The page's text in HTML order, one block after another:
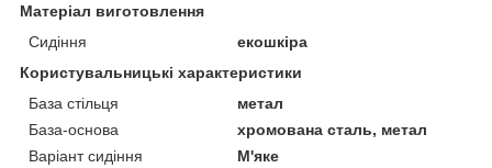
Матеріал виготовлення
Сидіння
екошкіра
Користувальницькі характеристики
База стільця
метал
База-основа
хромована сталь, метал
Варіант сидіння
М'яке